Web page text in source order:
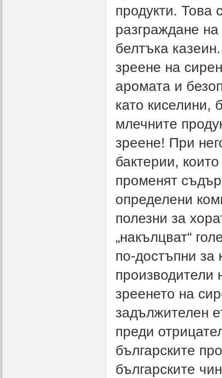
продукти. Това
разграждане
белтъка
зреене на
аромата и
като киселини,
млечните
зреене! При
бактерии,
променят
определени
полезни за
„накълцват“
по-достъпни за
производители
зреенето на
задължителен
преди
българските
българските